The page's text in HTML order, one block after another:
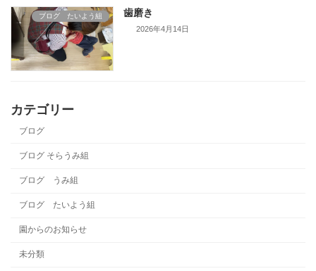
ブログ たいよう組 歯磨き
2026年4月14日
カテゴリー
ブログ
ブログ そらうみ組
ブログ うみ組
ブログ たいよう組
園からのお知らせ
未分類